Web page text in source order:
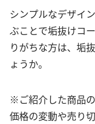
シンプルなデザイ
ぶことで垢抜けコ
りがちな方は、垢
ょうか。
※ご紹介した商品
価格の変動や売り